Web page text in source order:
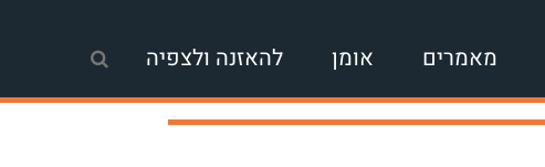
מאמרים אומן להאזנה ולצפיה